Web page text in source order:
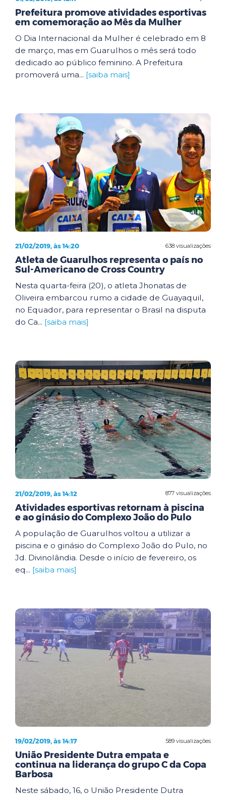
Prefeitura promove atividades esportivas
em comemoração ao Mês da Mulher
O Dia Internacional da Mulher é celebrado em 8
de março, mas em Guarulhos o mês será todo
dedicado ao público feminino. A Prefeitura
promoverá uma... [saiba mais]
638 visualizações
21/02/2019, às 14:20
Atleta de Guarulhos representa o país no
Sul-Americano de Cross Country
Nesta quarta-feira (20), o atleta Jhonatas de
Oliveira embarcou rumo a cidade de Guayaquil,
no Equador, para representar o Brasil na disputa
do Ca... [saiba mais]
877 visualizações
21/02/2019, às 14:12
Atividades esportivas retornam à piscina
e ao ginásio do Complexo João do Pulo
A população de Guarulhos voltou a utilizar a
piscina e o ginásio do Complexo João do Pulo, no
Jd. Divinolândia. Desde o início de fevereiro, os
eq... [saiba mais]
589 visualizações
19/02/2019, às 14:17
União Presidente Dutra empata e
continua na liderança do grupo C da Copa
Barbosa
Neste sábado, 16, o União Presidente Dutra